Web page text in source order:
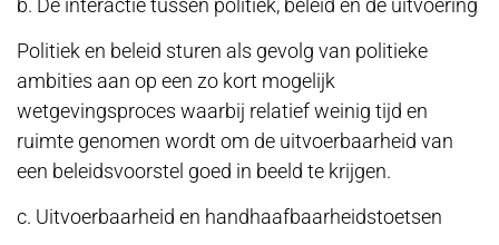
Politiek en beleid sturen als gevolg van politieke
ambities aan op een zo kort mogelijk
wetgevingsproces waarbij relatief weinig tijd en
ruimte genomen wordt om de uitvoerbaarheid van
een beleidsvoorstel goed in beeld te krijgen.
c. Uitvoerbaarheid en handhaafbaarheidstoetsen